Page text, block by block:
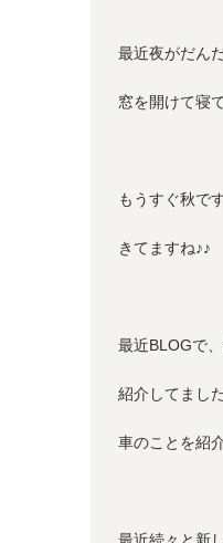
最近夜がだん
窓を開けて寝
もうすぐ秋で
きてますね♪♪
最近BLOGで
紹介してまし
車のことを紹